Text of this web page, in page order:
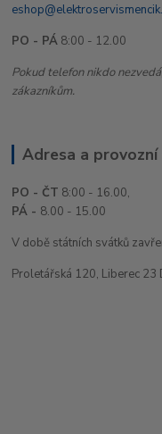
PO - PÁ 8:00 - 12.00
Pokud telefon nikdo
zákazníkům.
Adresa a provozní
PO - ČT 8:00 - 16.00,
PÁ - 8.00 - 15.00
V době státních svátků
Proletářská 120, Liberec 23